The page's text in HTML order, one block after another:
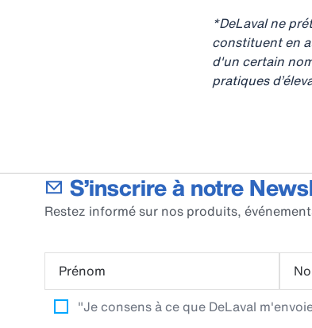
*DeLaval ne
constituent en
d'un certain
pratiques
S’inscrire à notre
Restez informé sur nos produits,
Prénom
"Je consens à ce que DeLaval